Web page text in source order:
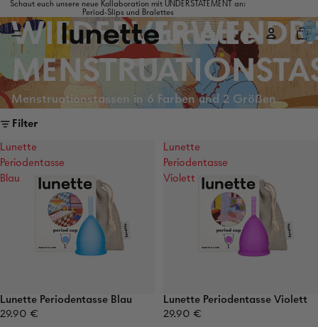
Schaut euch unsere neue Kollaboration mit UNDERSTATEMENT an:
Period-Slips und Bralettes
Artikel
0
Menstruationstassen in 6 Farben und 2 Größen
Filter
Lunette
Periodentasse
Blau
Lunette Periodentasse Blau
29.90 €
Lunette
Periodentasse
Violett
Lunette Periodentasse Violett
29.90 €